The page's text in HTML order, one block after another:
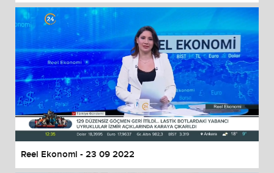
Reel Ekonomi - 23 09 2022